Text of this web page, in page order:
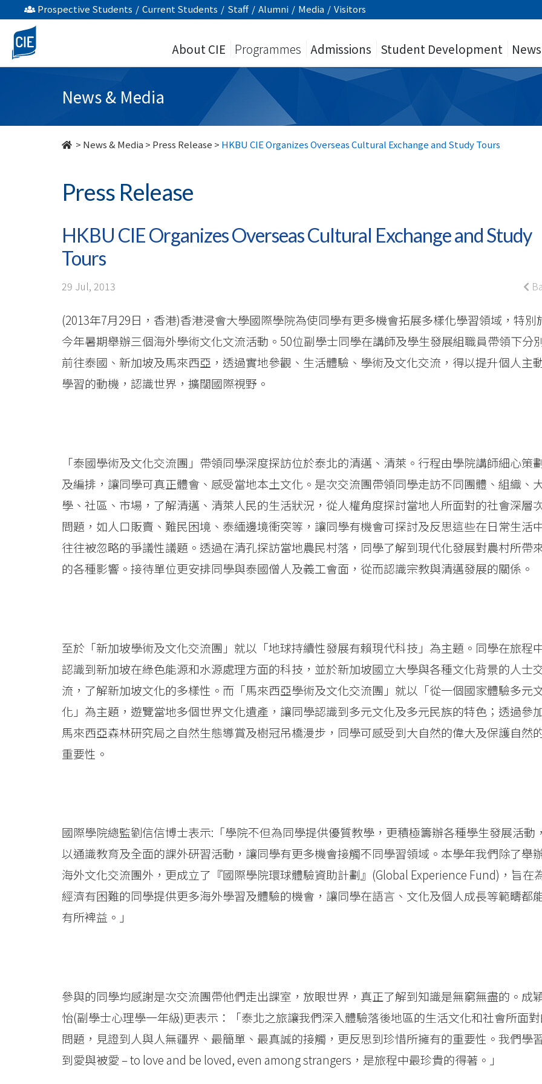
HKBU
CIE
Organizes
Overseas
Exchange
College
College
Baptist
University
Prospective Students / Current Students / Staff / Alumni / Media / Visitors
About CIE Programmes Admissions Student Development
News & Media
> News & Media > Press Release > HKBU CIE Organizes Overseas Cultural Exchange and Study Tours
Press Release
HKBU CIE Organizes Overseas Cultural Exchange and Study
Tours
29 Jul, 2013
(2013年7月29日，香港)香港浸會大學國際學院為使同學有更多機會拓展多樣化學習領域，特別
今年暑期舉辦三個海外學術文化文流活動。50位副學士同學在講師及學生發展組職員帶領下分
前往泰國、新加坡及馬來西亞，透過實地參觀、生活體驗、學術及文化交流，得以提升個人主
學習的動機，認識世界，擴闊國際視野。
「泰國學術及文化交流團」帶領同學深度探訪位於泰北的清邁、清萊。行程由學院講師細心策
及編排，讓同學可真正體會、感受當地本土文化。是次交流團帶領同學走訪不同團體、組織、
學、社區、市場，了解清邁、清萊人民的生活狀況，從人權角度探討當地人所面對的社會深層
問題，如人口販賣、難民困境、泰緬邊境衝突等，讓同學有機會可探討及反思這些在日常生活
往往被忽略的爭議性議題。透過在清孔探訪當地農民村落，同學了解到現代化發展對農村所帶
的各種影響。接待單位更安排同學與泰國僧人及義工會面，從而認識宗教與清邁發展的關係。
至於「新加坡學術及文化交流團」就以「地球持續性發展有賴現代科技」為主題。同學在旅程
認識到新加坡在綠色能源和水源處理方面的科技，並於新加坡國立大學與各種文化背景的人士
流，了解新加坡文化的多樣性。而「馬來西亞學術及文化交流團」就以「從一個國家體驗多元
化」為主題，遊覽當地多個世界文化遺產，讓同學認識到多元文化及多元民族的特色；透過參
馬來西亞森林研究局之自然生態導賞及樹冠吊橋漫步，同學可感受到大自然的偉大及保護自然
重要性。
國際學院總監劉信信博士表示:「學院不但為同學提供優質教學，更積極籌辦各種學生發展活動，
以通識教育及全面的課外硏習活動，讓同學有更多機會接觸不同學習領域。本學年我們除了舉
海外文化交流團外，更成立了『國際學院環球體驗資助計劃』(Global Experience Fund)，旨在
經濟有困難的同學提供更多海外學習及體驗的機會，讓同學在語言、文化及個人成長等範疇都
有所裨益。」
參與的同學均感謝是次交流團帶他們走出課室，放眼世界，真正了解到知識是無窮無盡的。成
怡(副學士心理學一年級)更表示：「泰北之旅讓我們深入體驗落後地區的生活文化和社會所面
問題，見證到人與人無疆界、最簡單、最真誠的接觸，更反思到珍惜所擁有的重要性。我們學
到愛與被愛 – to love and be loved, even among strangers，是旅程中最珍貴的得著。」